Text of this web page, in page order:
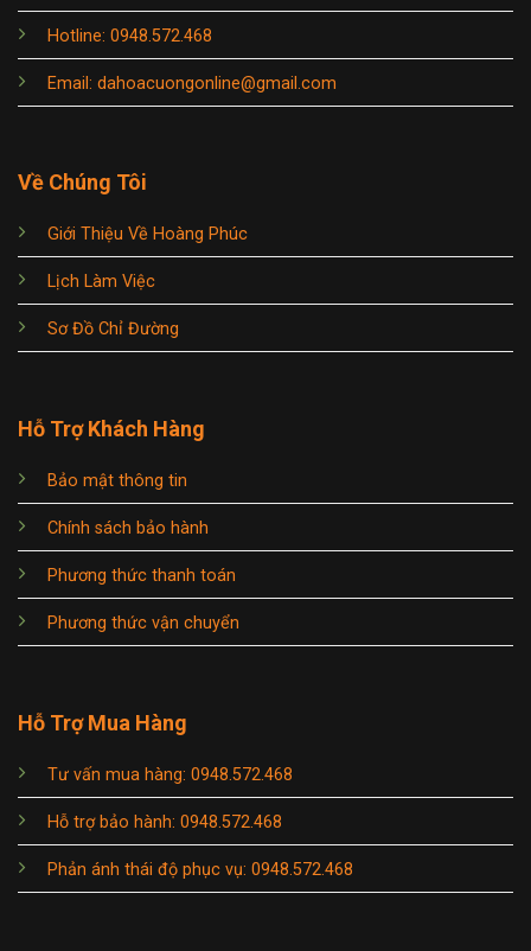
Hotline: 0948.572.468
Email: dahoacuongonline@gmail.com
Về Chúng Tôi
Giới Thiệu Về Hoàng Phúc
Lịch Làm Việc
Sơ Đồ Chỉ Đường
Hỗ Trợ Khách Hàng
Bảo mật thông tin
Chính sách bảo hành
Phương thức thanh toán
Phương thức vận chuyển
Hỗ Trợ Mua Hàng
Tư vấn mua hàng: 0948.572.468
Hỗ trợ bảo hành: 0948.572.468
Phản ánh thái độ phục vụ: 0948.572.468